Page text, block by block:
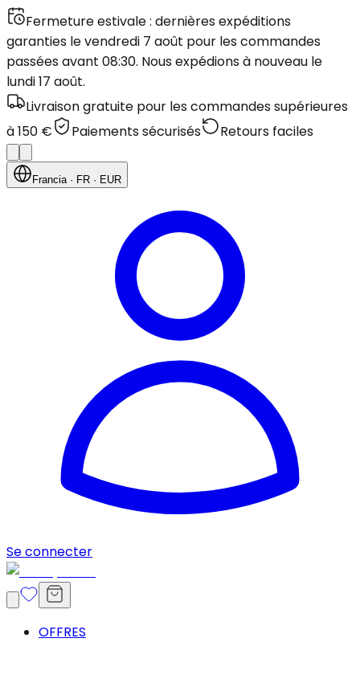
Fermeture estivale : dernières expéditions
garanties le vendredi 7 août pour les commandes
passées avant 08:30. Nous expédions à nouveau le
lundi 17 août.
Livraison gratuite pour les commandes supérieures
à 150 €
Paiements sécurisés Retours faciles
Francia· FR · EUR
Se connecter
OFFRES